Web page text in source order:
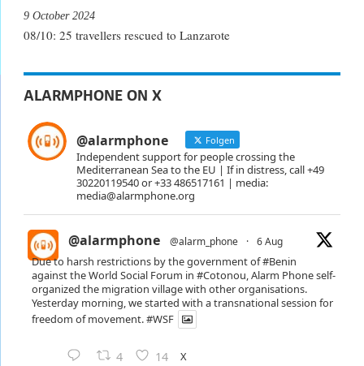
08/10: 25 travellers rescued to Lanzarote
9 October 2024
ALARMPHONE ON X
@alarmphone Folgen
Independent support for people crossing the
Mediterranean Sea to the EU | If in distress, call +49
30220119540 or +33 486517161 | media:
media@alarmphone.org
@alarmphone @alarm_phone · 6 Aug
Due to harsh restrictions by the government of#Benin
against the World Social Forum in #Cotonou, Alarm Phone self-
organized the migration village with other organisations.
Yesterday morning, we started with a transnational session for
freedom of movement.#WSF
4 14 X